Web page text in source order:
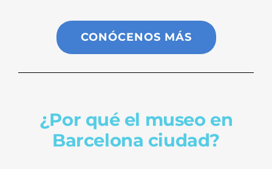
CONÓCENOS MÁS
¿Por qué el museo en
Barcelona ciudad?